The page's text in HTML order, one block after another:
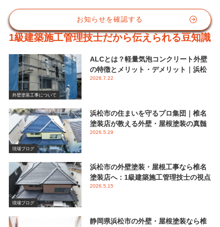
お知らせを確認する
1級建築施工管理技士だから伝えられる豆知識
外壁塗装工事について
ALCとは？軽量気泡コンクリート外壁
の特徴とメリット・デメリット｜浜松
市 椎名塗装店
2026.7.22
現場ブログ
浜松市の住まいを守るプロ集団｜椎名
塗装店が教える外壁・屋根塗装の真髄
と失敗しない業者選び
2026.5.29
現場ブログ
浜松市の外壁塗装・屋根工事なら椎名
塗装店へ：1級建築施工管理技士の視点
で伝える後悔しないメンテナンス
2026.5.15
静岡県浜松市の外壁・屋根塗装なら椎